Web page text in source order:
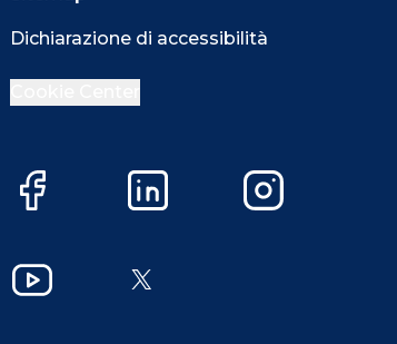
Dichiarazione di accessibilità
Facebook LinkedIn Instagram
YouTube X
Accetta Più opzioni